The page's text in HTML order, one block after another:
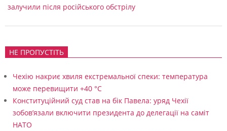
залучили після російського обстрілу
НЕ ПРОПУСТІТЬ
Чехію накриє хвиля екстремальної спеки: температура
може перевищити +40 °C
Конституційний суд став на бік Павела: уряд Чехії
зобов’язали включити президента до делегації на саміт
НАТО